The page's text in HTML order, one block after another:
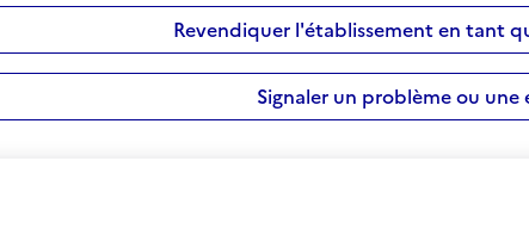
Revendiquer l'établissement en tant
Signaler un problème ou une